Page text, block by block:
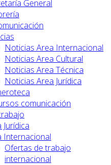
General
Noticias Area Internacional
Noticias Area Cultural
Noticias Area Técnica
Noticias Area Jurídica
comunicación
Jurídica
Internacional
Ofertas de trabajo
internacional